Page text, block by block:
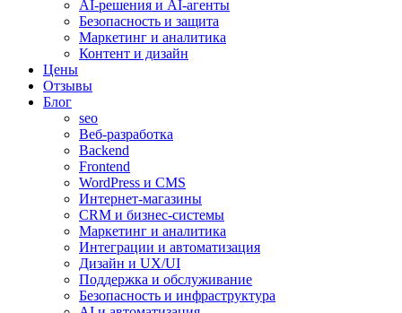
AI-решения и AI-агенты
Безопасность и защита
Маркетинг и аналитика
Контент и дизайн
Цены
Отзывы
Блог
seo
Веб-разработка
Backend
Frontend
WordPress и CMS
Интернет-магазины
CRM и бизнес-системы
Маркетинг и аналитика
Интеграции и автоматизация
Дизайн и UX/UI
Поддержка и обслуживание
Безопасность и инфраструктура